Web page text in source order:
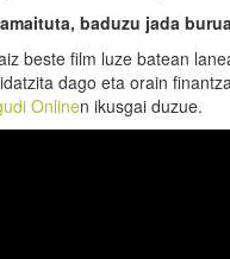
baduzu jada
beste film luze batean
dago eta orain
Onlinen ikusgai duzue.